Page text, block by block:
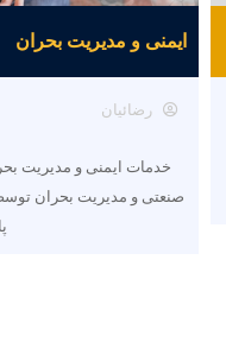
ایمنی و مدیریت بحران
رضائیان
خدمات ایمنی و مدیریت
صنعتی و مدیریت بحران